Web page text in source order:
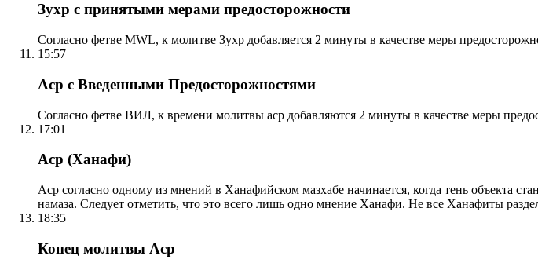
Зухр с принятыми мерами предосторожности
Согласно фетве MWL, к молитве Зухр добавляется 2 минуты в качестве меры
15:57
Аср с Введенными Предосторожностями
Согласно фетве ВИЛ, к времени молитвы аср добавляются 2 минуты в качестве меры
17:01
Аср (Ханафи)
Аср согласно одному из мнений в Ханафийском мазхабе начинается, когда тень объекта
намаза. Следует отметить, что это всего лишь одно мнение Ханафи. Не все Ханафиты
18:35
Конец молитвы Аср